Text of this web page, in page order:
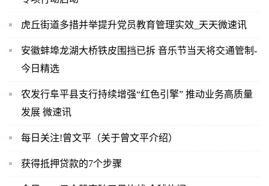
虎丘街道多措并举提升党员教育管理实效_天天微速讯
安徽蚌埠龙湖大桥铁皮围挡已拆 音乐节当天将交通管制-
今日精选
农发行阜平县支行持续增强“红色引擎” 推动业务高质量
发展 微速讯
每日关注!曾文平（关于曾文平介绍）
获得抵押贷款的7个步骤